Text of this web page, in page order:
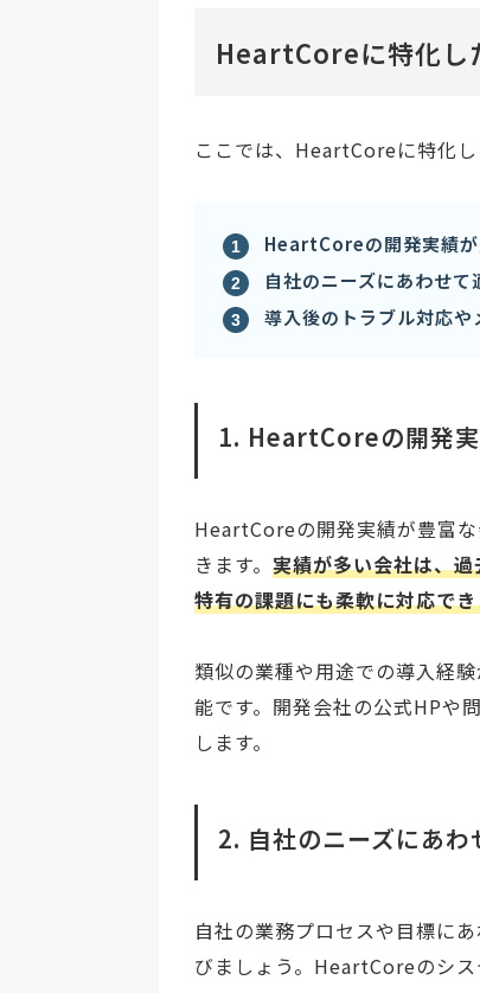
HeartCoreに特化し
ここでは、HeartCoreに特化し
HeartCoreの開発実績が
自社のニーズにあわせ
導入後のトラブル対応や
1. HeartCoreの開発
HeartCoreの開発実績が豊富
きます。 実績が多い会社は、
特有の課題にも柔軟に対応で
類似の業種や用途での導入経
能です。開発会社の公式HPや
します。
2. 自社のニーズにあ
自社の業務プロセスや目標に
びましょう。HeartCoreのシ